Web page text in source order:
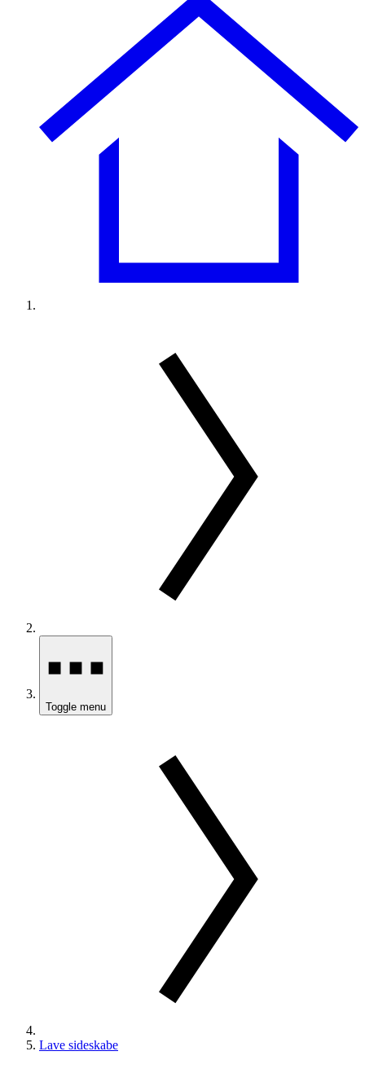
Toggle menu
Lave sideskabe